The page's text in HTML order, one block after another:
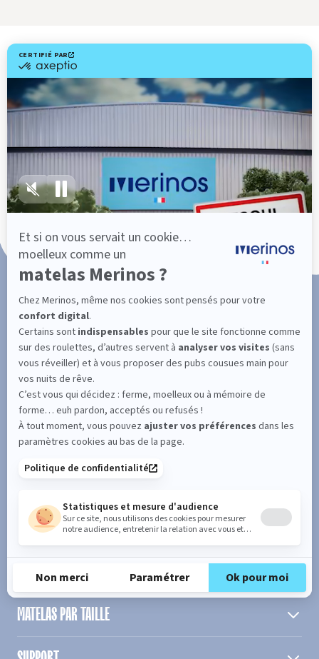
Livraison gratuite
Fabrication Française
101 nuits d'essai*
Paiement en 3x ou 4x sans frais
SUIVEZ L'ACTUALITÉ DE MERINOS !
Entrez votre adresse email
S'inscrire
En cochant cette case, vous confirmez avoir plus de 16 ans et
acceptez de recevoir notre Newsletter incluant des informations
concernant les offres, services, produits ou évènements de Bultex
conformément à
notre politique de protection des données personnelles.
PRODUIT
MATELAS PAR TAILLE